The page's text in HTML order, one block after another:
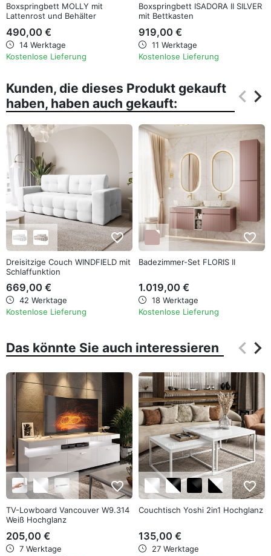
Boxspringbett MOLLY mit
Lattenrost und Behälter
490,00 €
14 Werktage
Kostenlose Lieferung
Boxspringbett ISADORA II SILVER
mit Bettkasten
919,00 €
11 Werktage
Kostenlose Lieferung
Kunden, die dieses Produkt gekauft
haben, haben auch gekauft:
keyboard_arrow_left
keyboard_arrow_right
favorite_border
Dreisitzige Couch WINDFIELD mit
Schlaffunktion
669,00 €
42 Werktage
Kostenlose Lieferung
favorite_border
Badezimmer-Set FLORIS II
1.019,00 €
18 Werktage
Kostenlose Lieferung
Das könnte Sie auch interessieren keyboard_arrow_left
keyboard_arrow_right
favorite_border
TV-Lowboard Vancouver W9.314
Weiß Hochglanz
205,00 €
7 Werktage
favorite_border
Couchtisch Yoshi 2in1 Hochglanz
135,00 €
27 Werktage